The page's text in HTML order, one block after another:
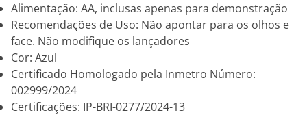
Alimentação: AA, inclusas apenas para demonstração
Recomendações de Uso: Não apontar para os olhos e
face. Não modifique os lançadores
Cor: Azul
Certificado Homologado pela Inmetro Número:
002999/2024
Certificações: IP-BRI-0277/2024-13